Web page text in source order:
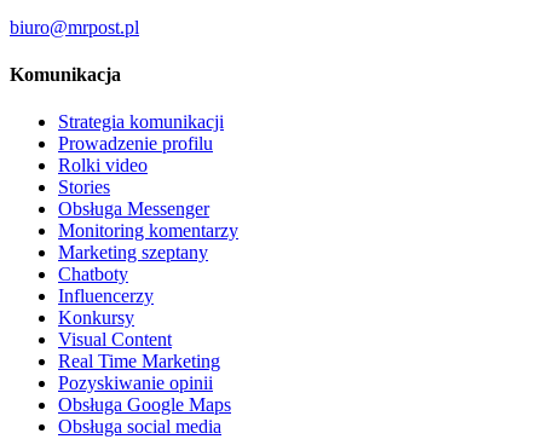
biuro@mrpost.pl
Komunikacja
Strategia komunikacji
Prowadzenie profilu
Rolki video
Stories
Obsługa Messenger
Monitoring komentarzy
Marketing szeptany
Chatboty
Influencerzy
Konkursy
Visual Content
Real Time Marketing
Pozyskiwanie opinii
Obsługa Google Maps
Obsługa social media